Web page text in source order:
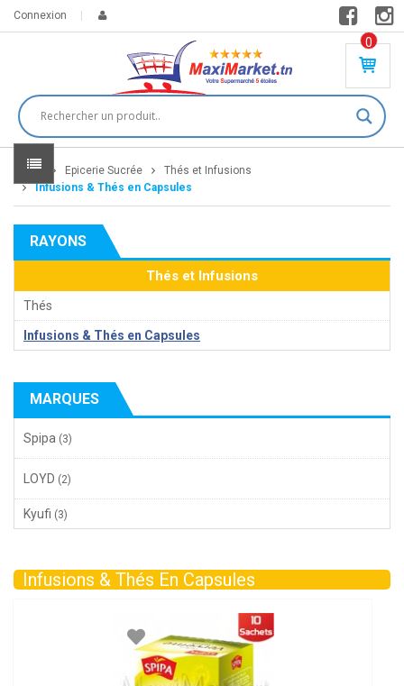
Connexion
0
PR
DU
IT(
S)
Home Epicerie Sucrée
Thés et Infusions
Infusions & Thés en Capsules
RAYONS
Thés et Infusions
Thés
Infusions & Thés en Capsules
MARQUES
Spipa (3)
LOYD (2)
Kyufi (3)
Infusions & Thés En Capsules